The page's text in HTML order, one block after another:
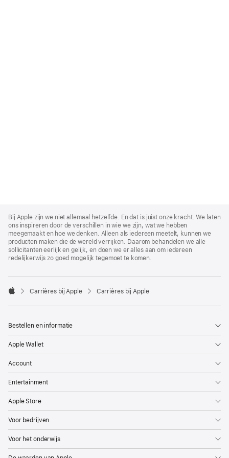
Footer
Bij Apple zijn we niet allemaal hetzelfde. En dat is juist onze kracht. We laten
ons inspireren door de verschillen in wie we zijn, wat we hebben
meegemaakt en hoe we denken. Alleen als iedereen meetelt, kunnen we
producten maken die de wereld verrijken. Daarom behandelen we alle
sollicitanten eerlijk en gelijk, en doen we er alles aan om iedereen
redelijkerwijs zo goed mogelijk tegemoet te komen.

Carrières bij Apple Carrières bij Apple
Bestellen en informatie
Apple Wallet
Account
Entertainment
Apple Store
Voor bedrijven
Voor het onderwijs